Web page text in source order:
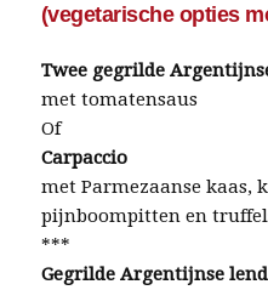
(vegetarische opties
Twee gegrilde
met tomatensaus
Of
Carpaccio
met Parmezaanse kaas,
pijnboompitten en
***
Gegrilde Argentijnse